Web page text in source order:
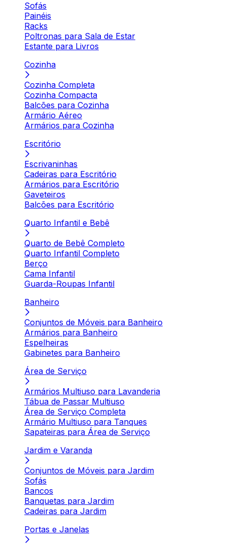
Sofás
Painéis
Racks
Poltronas para Sala de Estar
Estante para Livros
Cozinha
Cozinha Completa
Cozinha Compacta
Balcões para Cozinha
Armário Aéreo
Armários para Cozinha
Escritório
Escrivaninhas
Cadeiras para Escritório
Armários para Escritório
Gaveteiros
Balcões para Escritório
Quarto Infantil e Bebê
Quarto de Bebê Completo
Quarto Infantil Completo
Berço
Cama Infantil
Guarda-Roupas Infantil
Banheiro
Conjuntos de Móveis para Banheiro
Armários para Banheiro
Espelheiras
Gabinetes para Banheiro
Área de Serviço
Armários Multiuso para Lavanderia
Tábua de Passar Multiuso
Área de Serviço Completa
Armário Multiuso para Tanques
Sapateiras para Área de Serviço
Jardim e Varanda
Conjuntos de Móveis para Jardim
Sofás
Bancos
Banquetas para Jardim
Cadeiras para Jardim
Portas e Janelas